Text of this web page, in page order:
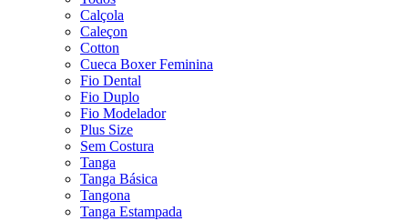
Calçola
Caleçon
Cotton
Cueca Boxer Feminina
Fio Dental
Fio Duplo
Fio Modelador
Plus Size
Sem Costura
Tanga
Tanga Básica
Tangona
Tanga Estampada